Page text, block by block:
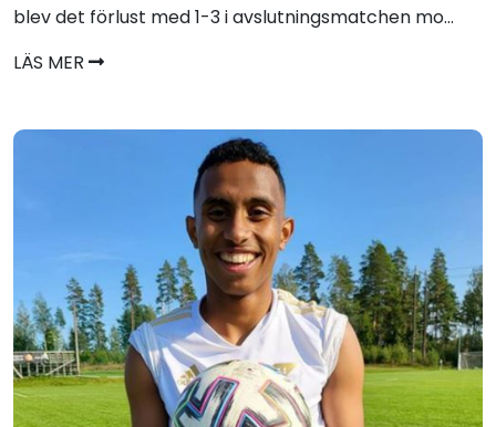
blev det förlust med 1-3 i avslutningsmatchen mo...
LÄS MER